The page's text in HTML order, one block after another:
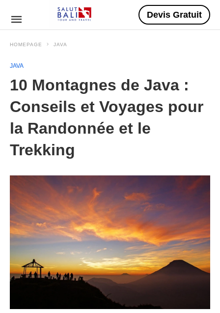
Devis Gratuit
HOMEPAGE JAVA
JAVA
10 Montagnes de Java :
Conseils et Voyages pour
la Randonnée et le
Trekking